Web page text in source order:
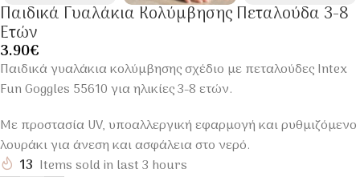
Παιδικά Γυαλάκια Κολύμβησης Πεταλούδα 3-8
Ετών
3.90€
Παιδικά γυαλάκια κολύμβησης σχέδιο με πεταλούδες Intex
Fun Goggles 55610 για ηλικίες 3-8 ετών.
Με προστασία UV, υποαλλεργική εφαρμογή και ρυθμιζόμενο
λουράκι για άνεση και ασφάλεια στο νερό.
13 Items sold in last 3 hours